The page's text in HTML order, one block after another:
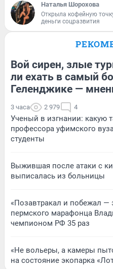
Наталья Шорохова
Открыла кофейную
деньги соцразвития
Вой сирен, злые
ли ехать в самый
Геленджике —
3 часа 2 979 4
Ученый в изгнании: какую
профессора уфимского
студенты
Выжившая после атаки с
выписалась из больницы
«Позавтракал и побежал —
пермского марафонца
чемпионом РФ 35 раз
«Не вольеры, а камеры
на состояние экопарка